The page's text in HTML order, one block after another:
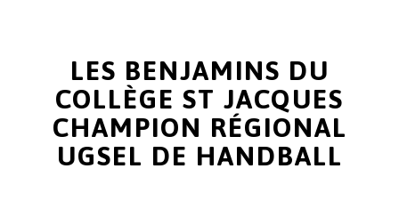
LES BENJAMINS DU
COLLÈGE ST JACQUES
CHAMPION RÉGIONAL
UGSEL DE HANDBALL